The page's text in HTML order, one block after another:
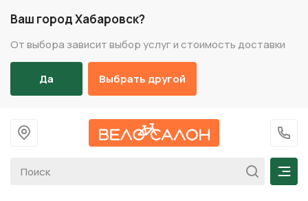
Ваш город Хабаровск?
От выбора зависит выбор услуг и стоимость доставки
Да Выбрать другой
На главную
+7